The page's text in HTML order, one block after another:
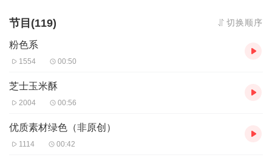
节目(119) 切换顺序
粉色系
1554 00:50
芝士玉米酥
2004 00:56
优质素材绿色（非原创）
1114 00:42